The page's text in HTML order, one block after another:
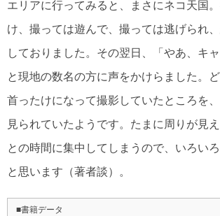
エリアに行ってみると、まさにネコ天国
け、撮っては遊んで、撮っては逃げられ
しておりました。その翌日、「やあ、キャ
と現地の数名の方に声をかけらました。
首ったけになって撮影していたところを
見られていたようです。たまに周りが見
との時間に集中してしまうので、いろい
と思います（著者談）。
■書籍データ